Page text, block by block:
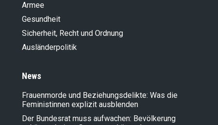
(Umsetzung Motion 23.3498)
14.10.2025
Sozialismus: Der jahrhundertealte
Irrweg
09.07.2025
02.07.2025
Die Juso-Initiative ist ein Angriff auf
uns alle
Armee
Gesundheit
Sicherheit, Recht und Ordnung
Ausländer­politik
News
Frauenmorde und Beziehungsdelikte: Was die
Feministinnen explizit ausblenden
Der Bundesrat muss aufwachen: Bevölkerung